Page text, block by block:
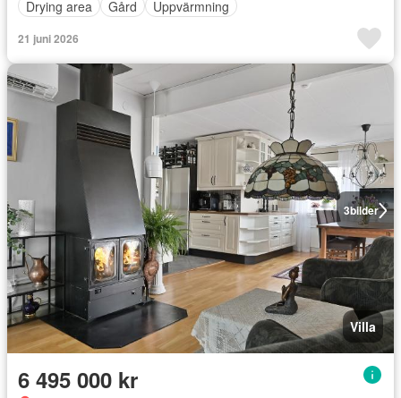
Drying area
Gård Uppvärmning
21 juni 2026
3bilder
Villa
6 495 000 kr